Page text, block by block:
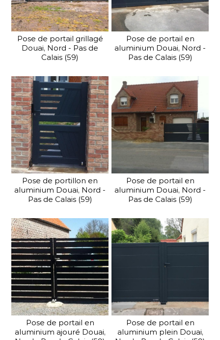
Pose de portail grillagé
Douai, Nord - Pas de
Calais (59)
Pose de portail en
aluminium Douai, Nord -
Pas de Calais (59)
Pose de portillon en
aluminium Douai, Nord -
Pas de Calais (59)
Pose de portail en
aluminium Douai, Nord -
Pas de Calais (59)
Pose de portail en
aluminium ajouré Douai,
Pose de portail en
aluminium plein Douai,